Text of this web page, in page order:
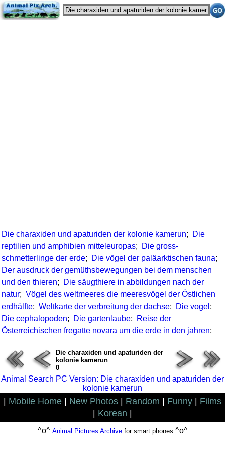
Die charaxiden und apaturiden der kolonie kamerun;
Die
reptilien und amphibien mitteleuropas;
Die gross-
schmetterlinge der erde; Die vögel der paläarktischen fauna;
Der ausdruck der gemüthsbewegungen bei dem menschen
und den thieren;
Die säugthiere in abbildungen nach der
natur; Vögel des weltmeeres die meeresvögel der Östlichen
erdhälfte; Weltkarte der verbreitung der dachse; Die vogel ;
Die cephalopoden; Die gartenlaube;
Reise der
Österreichischen fregatte novara um die erde in den jahren;
Die charaxiden und apaturiden der
kolonie kamerun
0
Animal Search PC Version: Die charaxiden und apaturiden der
kolonie kamerun
Mobile Home New Photos Random Funny
Films
Korean
^o^ Animal Pictures Archivefor smart phones ^o^